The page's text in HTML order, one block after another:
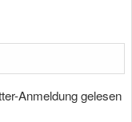
Anmeldung gelesen